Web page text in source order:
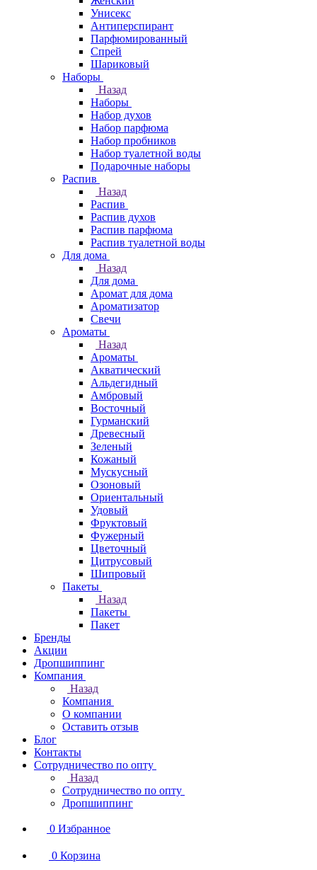
Унисекс
Антиперспирант
Парфюмированный
Спрей
Шариковый
Наборы
Назад
Наборы
Набор духов
Набор парфюма
Набор пробников
Набор туалетной воды
Подарочные наборы
Распив
Назад
Распив
Распив духов
Распив парфюма
Распив туалетной воды
Для дома
Назад
Для дома
Аромат для дома
Ароматизатор
Свечи
Ароматы
Назад
Ароматы
Акватический
Альдегидный
Амбровый
Восточный
Гурманский
Древесный
Зеленый
Кожаный
Мускусный
Озоновый
Ориентальный
Удовый
Фруктовый
Фужерный
Цветочный
Цитрусовый
Шипровый
Пакеты
Назад
Пакеты
Пакет
Бренды
Акции
Дропшиппинг
Компания
Назад
Компания
О компании
Оставить отзыв
Блог
Контакты
Сотрудничество по опту
Назад
Сотрудничество по опту
Дропшиппинг
0 Избранное
0 Корзина